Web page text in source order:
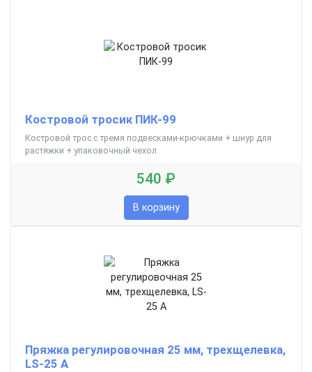
Костровой тросик ПИК-99
Костровой трос с тремя подвесками-крючками + шнур для
растяжки + упаковочный чехол
540 ₽
В корзину
Пряжка регулировочная 25 мм, трехщелевка,
LS-25 A